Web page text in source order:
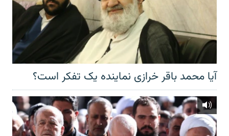
آیا محمد باقر خرازی نماینده یک تفکر است؟